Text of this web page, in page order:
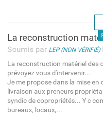
La reconstruction
Soumis par LEP (NON VÉRIFIÉ)
La reconstruction matériel des
prévoyez vous d'intervenir...
Je me propose dans la mise en
livraison aux preneurs
syndic de copropriétés... Y c
bureaux, locaux,...